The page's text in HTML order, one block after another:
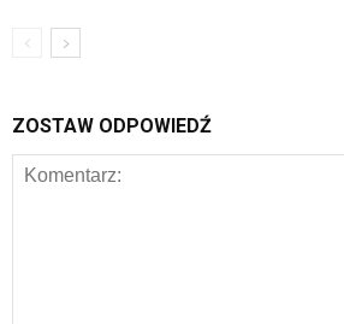
ZOSTAW ODPOWIEDŹ